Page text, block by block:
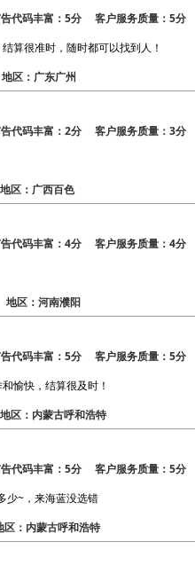
代码丰富：5分 客户服务质量：5分
算很准时，随时都可以找到人！
区：广东广州
代码丰富：2分 客户服务质量：3分
区：广西百色
代码丰富：4分 客户服务质量：4分
区：河南濮阳
代码丰富：5分 客户服务质量：5分
愉快，结算很及时！
：内蒙古呼和浩特
代码丰富：5分 客户服务质量：5分
少~，来海蓝没选错
：内蒙古呼和浩特